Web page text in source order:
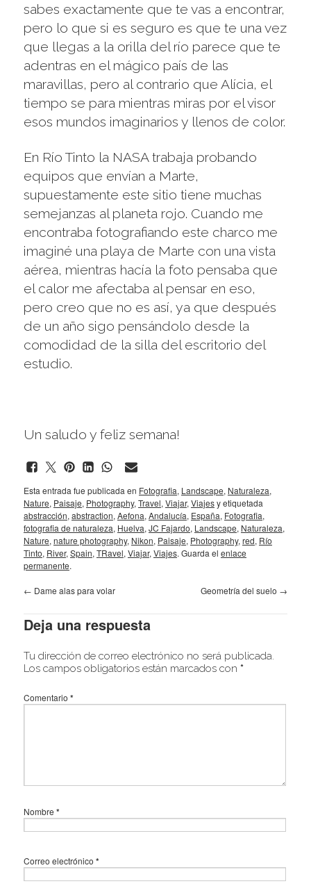
sabes exactamente que te vas a encontrar,
pero lo que si es seguro es que te una vez
que llegas a la orilla del río parece que te
adentras en el mágico país de las
maravillas, pero al contrario que Alícia, el
tiempo se para mientras miras por el visor
esos mundos imaginarios y llenos de color.
En Río Tinto la NASA trabaja probando
equipos que envían a Marte,
supuestamente este sitio tiene muchas
semejanzas al planeta rojo. Cuando me
encontraba fotografiando este charco me
imaginé una playa de Marte con una vista
aérea, mientras hacía la foto pensaba que
el calor me afectaba al pensar en eso,
pero creo que no es así, ya que después
de un año sigo pensándolo desde la
comodidad de la silla del escritorio del
estudio.
Un saludo y feliz semana!
Esta entrada fue publicada en Fotografia, Landscape, Naturaleza,
Nature, Paisaje, Photography, Travel, Viajar, Viajesy etiquetada
abstracción, abstraction, Aefona, Andalucía, España, Fotografia,
fotografia de naturaleza, Huelva, JC Fajardo, Landscape, Naturaleza,
Nature, nature photography, Nikon, Paisaje, Photography, red, Río
Tinto, River, Spain, TRavel, Viajar, Viajes. Guarda el enlace
permanente.
← Dame alas para volar Geometría del suelo →
Deja una respuesta
Tu dirección de correo electrónico no será publicada.
Los campos obligatorios están marcados con *
Comentario *
Nombre *
Correo electrónico *